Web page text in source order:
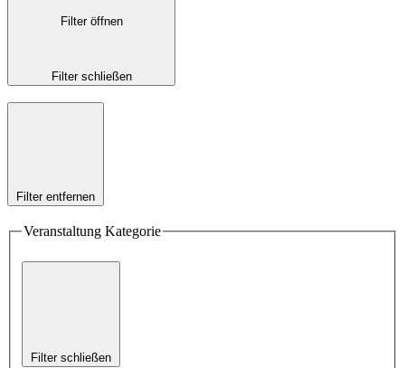
Filter öffnen
Filter schließen
Filter entfernen
Veranstaltung Kategorie
Filter schließen